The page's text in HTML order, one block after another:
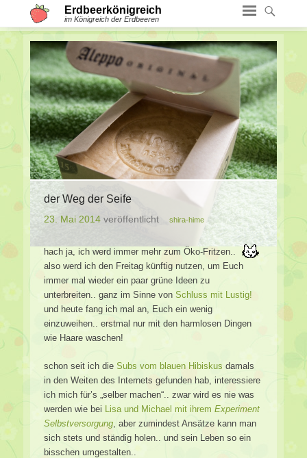
Erdbeerkönigreich
im Königreich der Erdbeeren
der Weg der Seife
23. Mai 2014 veröffentlicht shira-hime
hach ja, ich werd immer mehr zum Öko-Fritzen..
also werd ich den Freitag künftig nutzen, um Euch
immer mal wieder ein paar grüne Ideen zu
unterbreiten.. ganz im Sinne von Schluss mit Lustig!
und heute fang ich mal an, Euch ein wenig
einzuweihen.. erstmal nur mit den harmlosen Dingen
wie Haare waschen!
schon seit ich die Subs vom blauen Hibiskus damals
in den Weiten des Internets gefunden hab, interessiere
ich mich für’s „selber machen“.. zwar wird es nie was
werden wie bei Lisa und Michael mit ihrem Experiment
Selbstversorgung, aber zumindest Ansätze kann man
sich stets und ständig holen.. und sein Leben so ein
bisschen umgestalten..